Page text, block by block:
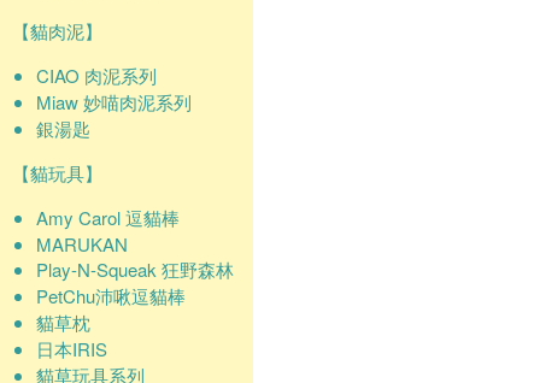
【貓肉泥】
CIAO 肉泥系列
Miaw 妙喵肉泥系列
銀湯匙
【貓玩具】
Amy Carol 逗貓棒
MARUKAN
Play-N-Squeak 狂野森林
PetChu沛啾逗貓棒
貓草枕
日本IRIS
貓草玩具系列